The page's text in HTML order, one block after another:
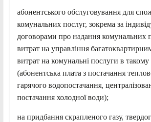
абонентського обслуговування для
комунальних послуг, зокрема за
договорами про надання комунальних
витрат на управління
витрат на комунальні послуги в
(абонентська плата з постачання
гарячого водопостачання,
постачання холодної води);
на придбання скрапленого газу,